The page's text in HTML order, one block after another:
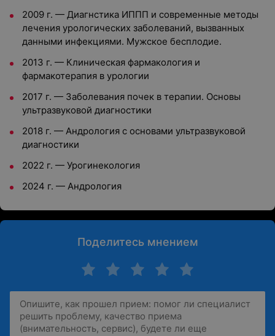
2009 г. — Диагнстика ИППП и современные методы
лечения урологических заболеваний, вызванных
данными инфекциями. Мужское бесплодие.
2013 г. — Клиническая фармакология и
фармакотерапия в урологии
2017 г. — Заболевания почек в терапии. Основы
ультразвуковой диагностики
2018 г. — Андрология с основами ультразвуковой
диагностики
2022 г. — Урогинекология
2024 г. — Андрология
Поделитесь мнением